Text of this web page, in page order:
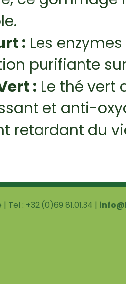
: Les
purifiante
: Le thé vert
et anti-
retardant du
Tel : +32 (0)69 81.01.34 |